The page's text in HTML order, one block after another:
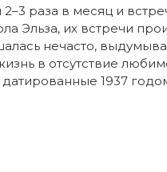
раза в месяц и
Эльза, их встречи
нечасто,
в отсутствие
1937